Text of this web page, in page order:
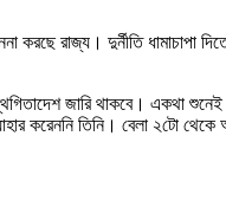
করছে রাজ্য। দুর্নীতি ধামাচাপা
স্থগিতাদেশ জারি থাকবে। একথা
করেননি তিনি। বেলা ২টো